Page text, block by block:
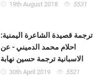
19th August 2018 5531
ترجمة قصيدة الشاعرة اليمنية:
احلام محمد الدميني - عن
الاسبانية ترجمة حسين نهابة
30th April 2019 5521